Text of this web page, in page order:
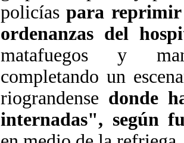
policíaspara reprimir
ordenanzas del
matafuegos y
completando un
riograndense donde
internadas", según